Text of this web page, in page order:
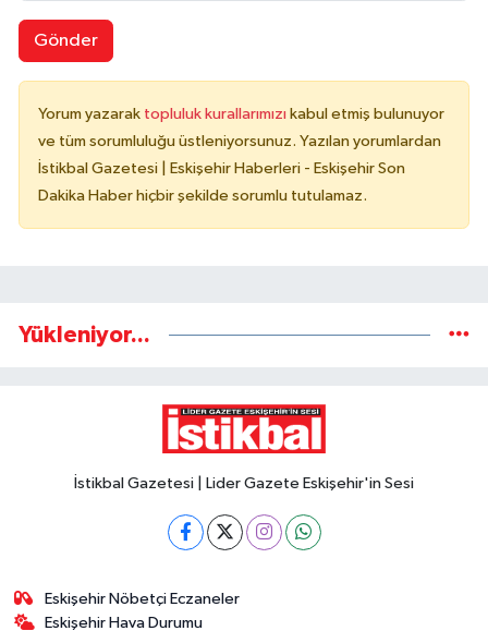
Gönder
Yorum yazarak topluluk kurallarımızı kabul etmiş bulunuyor
ve tüm sorumluluğu üstleniyorsunuz. Yazılan yorumlardan
İstikbal Gazetesi | Eskişehir Haberleri - Eskişehir Son
Dakika Haber hiçbir şekilde sorumlu tutulamaz.
Yükleniyor...
İstikbal Gazetesi | Lider Gazete Eskişehir'in Sesi
Eskişehir Nöbetçi Eczaneler
Eskişehir Hava Durumu